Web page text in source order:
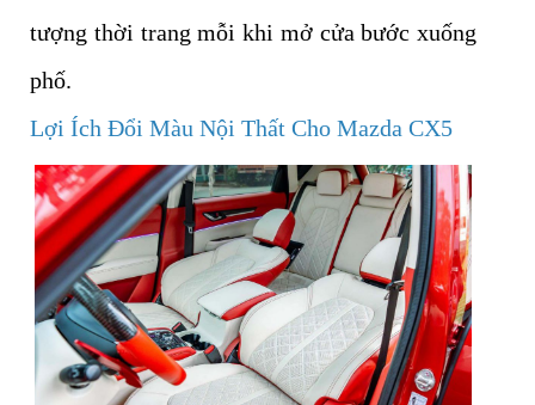
tượng thời trang mỗi khi mở cửa bước xuống
phố.
Lợi Ích Đổi Màu Nội Thất Cho Mazda CX5